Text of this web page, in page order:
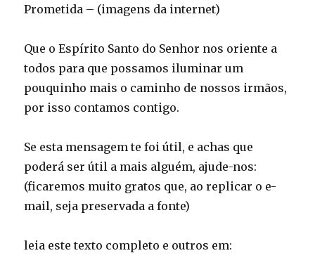
Prometida – (imagens da internet)
Que o Espírito Santo do Senhor nos oriente a
todos para que possamos iluminar um
pouquinho mais o caminho de nossos irmãos,
por isso contamos contigo.
Se esta mensagem te foi útil, e achas que
poderá ser útil a mais alguém, ajude-nos:
(ficaremos muito gratos que, ao replicar o e-
mail, seja preservada a fonte)
leia este texto completo e outros em: